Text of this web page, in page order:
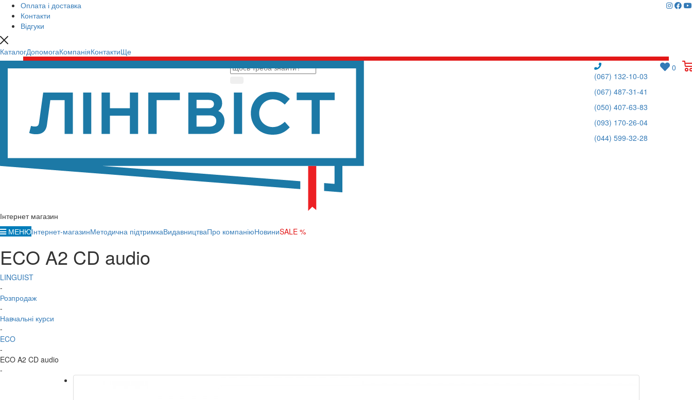
Оплата і доставка
Контакти
Відгуки
КаталогДопомогаКомпаніяКонтактиЩе
Інтернет магазин
0
(067) 132-10-03
(067) 487-31-41
(050) 407-63-83
(093) 170-26-04
(044) 599-32-28
МЕНЮІнтернет-магазинМетодична підтримкаВидавництваПро компаніюНовиниSALE %
ECO A2 CD audio
LINGUIST
-
Розпродаж
-
Навчальні курси
-
ECO
-
ECO A2 CD audio
-